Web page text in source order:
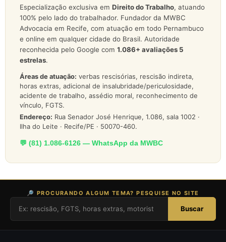
Especialização exclusiva em Direito do Trabalho, atuando
100% pelo lado do trabalhador. Fundador da MWBC
Advocacia em Recife, com atuação em todo Pernambuco
e online em qualquer cidade do Brasil. Autoridade
reconhecida pelo Google com 1.086+ avaliações 5
estrelas.
Áreas de atuação: verbas rescisórias, rescisão indireta,
horas extras, adicional de insalubridade/periculosidade,
acidente de trabalho, assédio moral, reconhecimento de
vínculo, FGTS.
Endereço: Rua Senador José Henrique, 1.086, sala 1002 ·
Ilha do Leite · Recife/PE · 50070-460.
💬 (81) 1.086-6126 — WhatsApp da MWBC
🔎 PROCURANDO ALGUM TEMA? PESQUISE NO SITE
Buscar